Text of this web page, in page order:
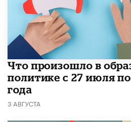
​Что произошло в
политике с 27 июля по
года
3 АВГУСТА